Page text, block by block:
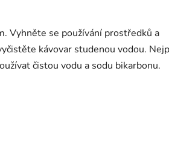
Vyhněte se používání prostředků a
kávovar studenou vodou.
čistou vodu a sodu bikarbonu.